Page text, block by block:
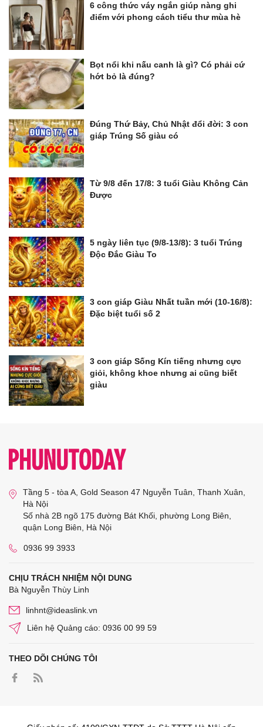
6 công thức váy ngắn giúp nàng ghi
điểm với phong cách tiểu thư mùa hè
Bọt nổi khi nấu canh là gì? Có phải cứ
hớt bỏ là đúng?
Đúng Thứ Bảy, Chủ Nhật đổi đời: 3 con
giáp Trúng Số giàu có
Từ 9/8 đến 17/8: 3 tuổi Giàu Không Cản
Được
5 ngày liên tục (9/8-13/8): 3 tuổi Trúng
Độc Đắc Giàu To
3 con giáp Giàu Nhất tuần mới (10-16/8):
Đặc biệt tuổi số 2
3 con giáp Sống Kín tiếng nhưng cực
giỏi, không khoe nhưng ai cũng biết
giàu
Tầng 5 - tòa A, Gold Season 47 Nguyễn Tuân, Thanh Xuân,
Hà Nội
Số nhà 2B ngõ 175 đường Bát Khối, phường Long Biên,
quận Long Biên, Hà Nội
0936 99 3933
CHỊU TRÁCH NHIỆM NỘI DUNG
Bà Nguyễn Thùy Linh
linhnt@ideaslink.vn
Liên hệ Quảng cáo: 0936 00 99 59
THEO DÕI CHÚNG TÔI